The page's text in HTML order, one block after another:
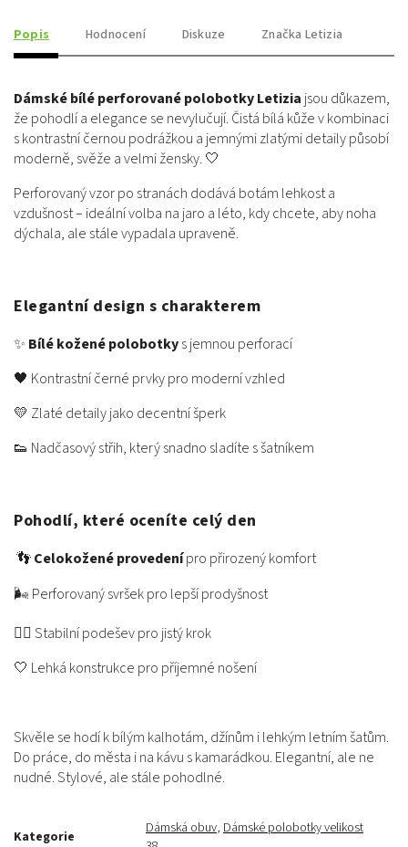
Popis Hodnocení Diskuze Značka Letizia
Dámské bílé perforované polobotky Letizia jsou důkazem,
že pohodlí a elegance se nevylučují. Čistá bílá kůže v kombinaci
s kontrastní černou podrážkou a jemnými zlatými detaily působí
moderně, svěže a velmi žensky. 🤍
Perforovaný vzor po stranách dodává botám lehkost a
vzdušnost – ideální volba na jaro a léto, kdy chcete, aby noha
dýchala, ale stále vypadala upraveně.
Elegantní design s charakterem
✨ Bílé kožené polobotkys jemnou perforací
🖤 Kontrastní černé prvky pro moderní vzhled
💛 Zlaté detaily jako decentní šperk
👟 Nadčasový střih, který snadno sladíte s šatníkem
Pohodlí, které oceníte celý den
👣Celokožené provedenípro přirozený komfort
🌬️ Perforovaný svršek pro lepší prodyšnost
🚶‍♀️ Stabilní podešev pro jistý krok
🤍 Lehká konstrukce pro příjemné nošení
Skvěle se hodí k bílým kalhotám, džínům i lehkým letním šatům.
Do práce, do města i na kávu s kamarádkou. Elegantní, ale ne
nudné. Stylové, ale stále pohodlné.
Kategorie Dámská obuv, Dámské polobotky velikost